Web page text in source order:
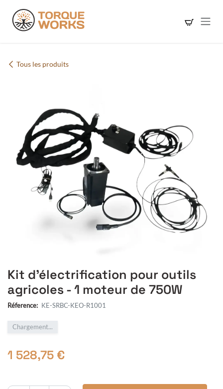
Tous les produits
Kit d'électrification pour outils
agricoles - 1 moteur de 750W
Réference: KE-SRBC-KEO-R1001
Chargement...
1 528,75 €